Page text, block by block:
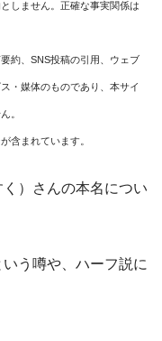
しません。正確な事実関係は
約、SNS投稿の引用、ウェブ
・媒体のものであり、本サイ
。
含まれています。
）さんの本名につい
う噂や、ハーフ説に